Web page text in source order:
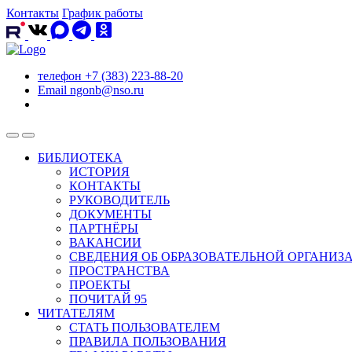
Контакты График работы
телефон +7 (383) 223-88-20
Email ngonb@nso.ru
БИБЛИОТЕКА
ИСТОРИЯ
КОНТАКТЫ
РУКОВОДИТЕЛЬ
ДОКУМЕНТЫ
ПАРТНЁРЫ
ВАКАНСИИ
СВЕДЕНИЯ ОБ ОБРАЗОВАТЕЛЬНОЙ
ПРОСТРАНСТВА
ПРОЕКТЫ
ПОЧИТАЙ 95
ЧИТАТЕЛЯМ
СТАТЬ ПОЛЬЗОВАТЕЛЕМ
ПРАВИЛА ПОЛЬЗОВАНИЯ